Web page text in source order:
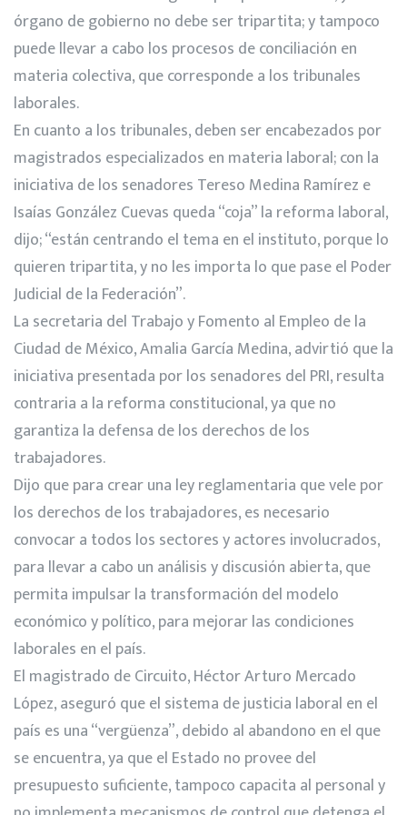
órgano de gobierno no debe ser tripartita; y tampoco
puede llevar a cabo los procesos de conciliación en
materia colectiva, que corresponde a los tribunales
laborales.
En cuanto a los tribunales, deben ser encabezados por
magistrados especializados en materia laboral; con la
iniciativa de los senadores Tereso Medina Ramírez e
Isaías González Cuevas queda “coja” la reforma laboral,
dijo; “están centrando el tema en el instituto, porque lo
quieren tripartita, y no les importa lo que pase el Poder
Judicial de la Federación”.
La secretaria del Trabajo y Fomento al Empleo de la
Ciudad de México, Amalia García Medina, advirtió que la
iniciativa presentada por los senadores del PRI, resulta
contraria a la reforma constitucional, ya que no
garantiza la defensa de los derechos de los
trabajadores.
Dijo que para crear una ley reglamentaria que vele por
los derechos de los trabajadores, es necesario
convocar a todos los sectores y actores involucrados,
para llevar a cabo un análisis y discusión abierta, que
permita impulsar la transformación del modelo
económico y político, para mejorar las condiciones
laborales en el país.
El magistrado de Circuito, Héctor Arturo Mercado
López, aseguró que el sistema de justicia laboral en el
país es una “vergüenza”, debido al abandono en el que
se encuentra, ya que el Estado no provee del
presupuesto suficiente, tampoco capacita al personal y